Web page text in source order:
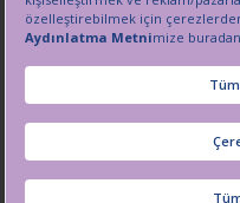
Sanal Tur
Çerez Tercihlerini Yönetin